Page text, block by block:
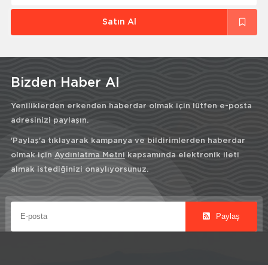
Satın Al
Bizden Haber Al
Yeniliklerden erkenden haberdar olmak için lütfen e-posta
adresinizi paylaşın.
'Paylaş'a tıklayarak kampanya ve bildirimlerden haberdar
olmak için Aydınlatma Metni kapsamında elektronik ileti
almak istediğinizi onaylıyorsunuz.
Paylaş